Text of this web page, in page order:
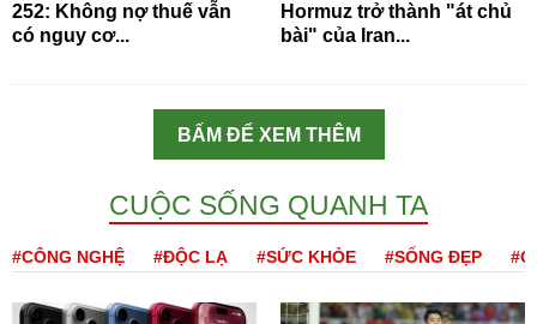
252: Không nợ thuế vẫn
có nguy cơ...
Hormuz trở thành "át chủ
bài" của Iran...
BẤM ĐỂ XEM THÊM
CUỘC SỐNG QUANH TA
#CÔNG NGHỆ #ĐỘC LẠ #SỨC KHỎE #SỐNG ĐẸP